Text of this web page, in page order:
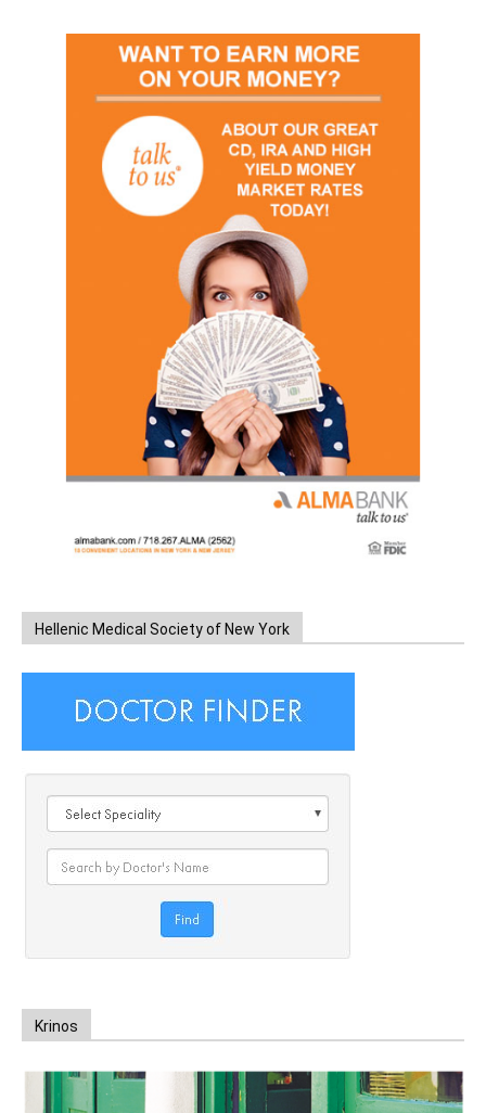
Hellenic Medical Society of New York
Krinos